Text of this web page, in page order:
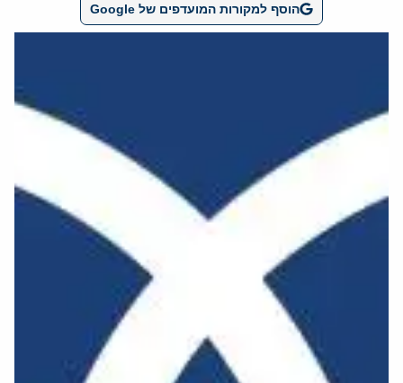
הוסף למקורות המועדפים של Google